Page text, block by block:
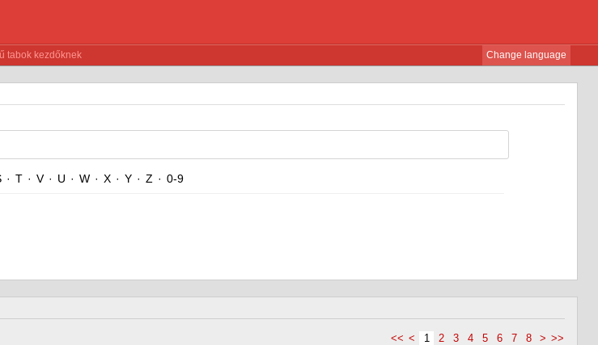
tabok kezdőknek Change language
· T · V · U · W · X · Y · Z · 0-9
<< < 1 2 3 4 5 6 7 8 > >>